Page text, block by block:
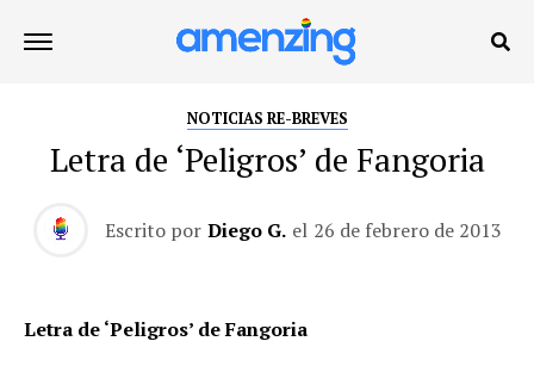
NOTICIAS RE-BREVES
Letra de ‘Peligros’ de Fangoria
Escrito por Diego G. el 26 de febrero de 2013
Letra de ‘Peligros’ de Fangoria